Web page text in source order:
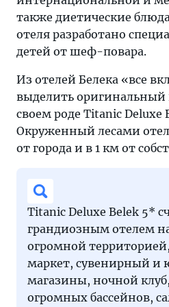
также диетические
отеля разработано
детей от шеф-повара.
Из отелей Белека «все
выделить
своем роде Titanic Deluxe
Окруженный лесами
от города и в 1 км от
Titanic Deluxe Belek 5*
грандиозным отелем
огромной
маркет, сувенирный и
магазины, ночной
огромных бассейнов,